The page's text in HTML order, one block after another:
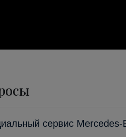
сервис Mercedes-